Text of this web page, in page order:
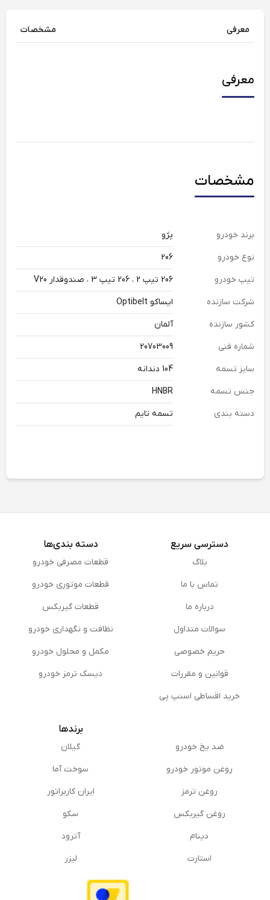
معرفی مشخصات
معرفی
مشخصات
برند خودرو
پژو
نوع خودرو
206
تیپ خودرو
206 تیپ 2 ، 206 تیپ 3 ، صندوقدار V20
شرکت سازنده
ایساکو Optibelt
کشور سازنده
آلمان
شماره فنی
20703009
سایز تسمه
104 دندانه
جنس تسمه
HNBR
دسته بندی
تسمه تایم
دسترسی سریع
بلاگ
تماس با ما
درباره ما
سوالات متداول
حریم خصوصی
قوانین و مقررات
خرید اقساطی اسنپ پی
دسته بندی‌ها
قطعات مصرفی خودرو
قطعات موتوری خودرو
قطعات گیربکس
نظافت و نگهداری خودرو
مكمل و محلول خودرو
دیسک ترمز خودرو
ضد یخ خودرو
روغن موتور خودرو
روغن ترمز
روغن گیربكس
دینام
استارت
برندها
گیلان
سوخت آما
ایران کاربراتور
سکو
آترود
لیزر